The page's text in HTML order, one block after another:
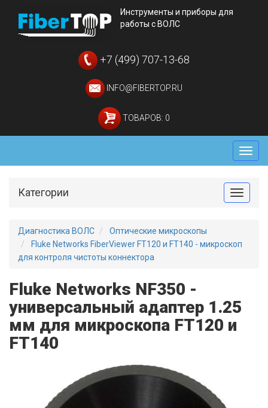
Инструменты и приборы для
работы с ВОЛС
+7 (499) 707-13-68
INFO@FIBERTOP.RU
ТОВАРОВ: 0
Меню
Toggle
Категории
Диагностика ВОЛС
Оптические микроскопы
Fluke Networks FiberViewer FT120 и FT140 - микроскоп
для контроля чистоты коннектора
Fluke Networks NF350 -
универсальный адаптер 1.25
мм для микроскопа FT120 и
FT140